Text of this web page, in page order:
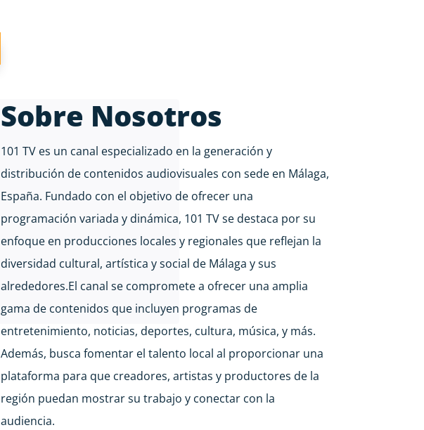
Sobre Nosotros
101 TV es un canal especializado en la generación y
distribución de contenidos audiovisuales con sede en Málaga,
España. Fundado con el objetivo de ofrecer una
programación variada y dinámica, 101 TV se destaca por su
enfoque en producciones locales y regionales que reflejan la
diversidad cultural, artística y social de Málaga y sus
alrededores.El canal se compromete a ofrecer una amplia
gama de contenidos que incluyen programas de
entretenimiento, noticias, deportes, cultura, música, y más.
Además, busca fomentar el talento local al proporcionar una
plataforma para que creadores, artistas y productores de la
región puedan mostrar su trabajo y conectar con la
audiencia.